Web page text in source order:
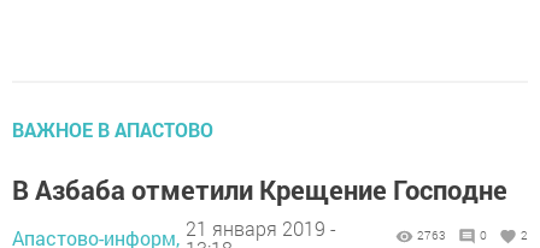
ВАЖНОЕ В АПАСТОВО
В Азбаба отметили Крещение Господне
Апастово-информ, 21 января 2019 -
2763 0 2